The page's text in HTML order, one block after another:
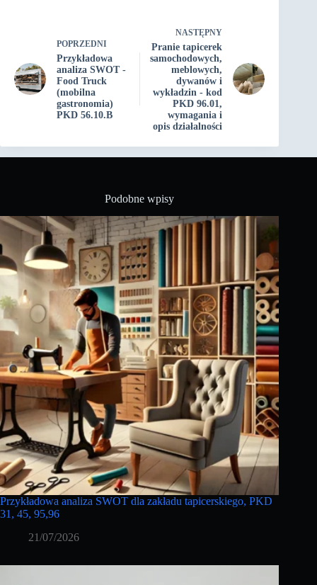
POPRZEDNI
Przykładowa
analiza SWOT -
Food Truck
(mobilna
gastronomia)
PKD 56.10.B
NASTĘPNY
Pranie tapicerek
samochodowych,
meblowych,
dywanów i
wykładzin - kod
PKD 96.01,
wymagania i
opis działalności
Podobne wpisy
Przykładowa analiza SWOT dla zakładu tapicerskiego, PKD
31, 45, 95,96
21/07/2026